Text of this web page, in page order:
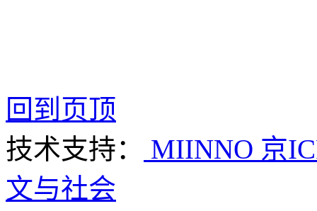
回到页顶
技术支持：
MIINNO 京
文与社会